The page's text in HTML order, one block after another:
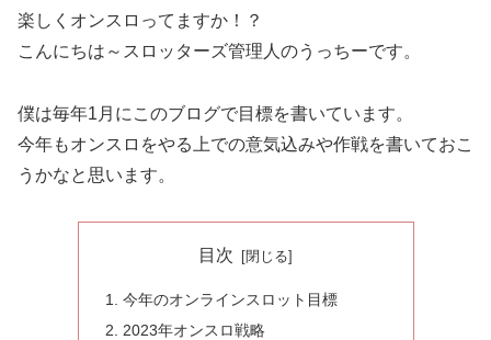
楽しくオンスロってますか！？
こんにちは～スロッターズ管理人のうっちーです。
僕は毎年1月にこのブログで目標を書いています。
今年もオンスロをやる上での意気込みや作戦を書いておこ
うかなと思います。
目次
今年のオンラインスロット目標
2023年オンスロ戦略